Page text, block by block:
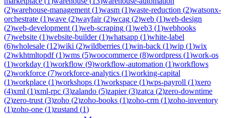
(2)warehouse-management (1)wasm (1)waste-reduction (2)watsonx-
orchestrate (1)wave (2)wayfair(2)wcag (2)web (1)web-design
(2)web-development (1)web-scraping (1)web3 (1)webhooks
(7)website (1)website-builder(1)whatsapp (1)white-label
(6)wholesale (12)wiki (2)wildberries (1)win-back (1)wip (1)wix
(2)wkhtmltopdf(1)wms (5)woocommerce (8)wordpress (1)work-os
(1)workday (1)workflow (9)workflow-automation (1)workflows
(2)workforce (7)workforce-analytics (1)working-capital
(1)workplace (1)workshops (1)workspace (1)wps-payroll (1)xero
(4)xml (1)xml-rpc (3)zalando (5)zapier(3)zatca (2)zero-downtime
(2)zero-trust (3)zoho (2)zoho-books (1)zoho-crm (1)zoho-inventory
(1)zoho-one (1)zustand (1)